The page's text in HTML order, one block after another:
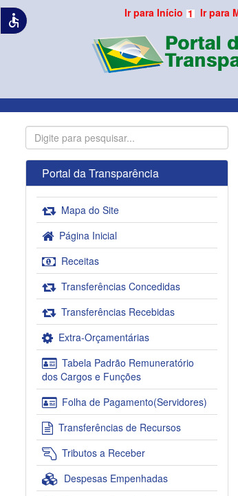
accessible Ir para Início 1 Ir para
Portal da Transparência
Mapa do Site
Página Inicial
Receitas
Transferências Concedidas
Transferências Recebidas
Extra-Orçamentárias
Tabela Padrão Remuneratório
dos Cargos e Funções
Folha de Pagamento(Servidores)
Transferências de Recursos
Tributos a Receber
Despesas Empenhadas